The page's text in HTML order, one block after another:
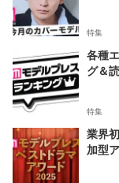
特集
各種
グ＆
特集
業界
加型